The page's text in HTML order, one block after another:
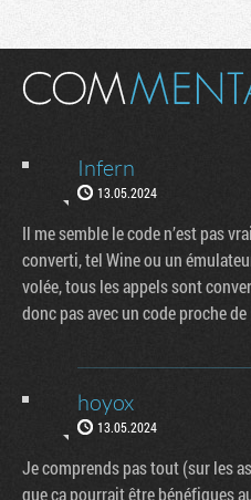
Masquer les
Infern
13.05.2024
Il me semble le code n’est pas
converti, tel Wine ou un
volée, tous les appels sont
donc pas avec un code proche
hoyox
13.05.2024
Je comprends pas tout (sur les
que ça pourrait être bénéfiques